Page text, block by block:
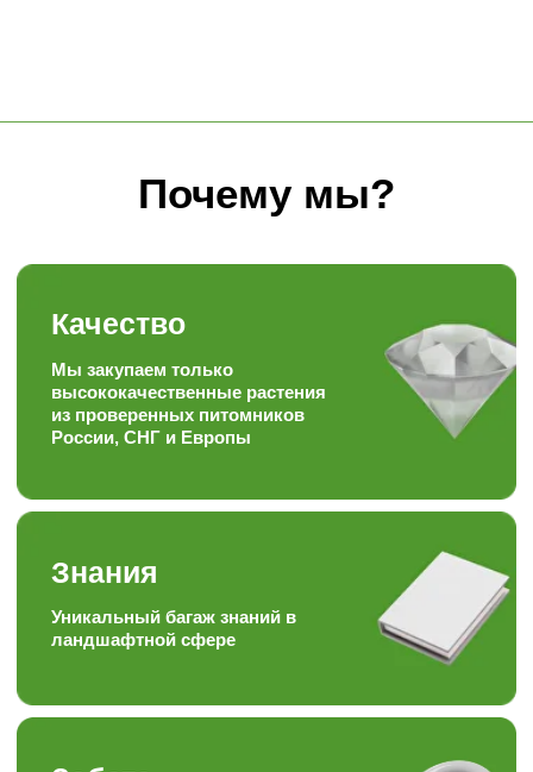
Персональный, гибкий
подход к каждому
Скорость
вас приятно удивит
Качество + доступная цена =
довольный клиент
Опыт
Работаем более 15ти лет в